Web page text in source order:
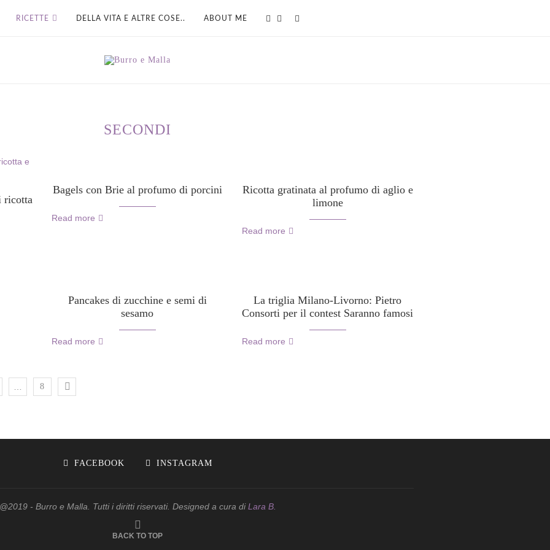
RICETTE DELLA VITA E ALTRE COSE.. ABOUT ME
SECONDI
ricotta
Bagels con Brie al profumo di porcini
Read more
Ricotta gratinata al profumo di aglio e
limone
Read more
Pancakes di zucchine e semi di
sesamo
Read more
La triglia Milano-Livorno: Pietro
Consorti per il contest Saranno famosi
Read more
8
FACEBOOK INSTAGRAM
@2019 - Burro e Malla. Tutti i diritti riservati. Designed a cura diLara B.
BACK TO TOP